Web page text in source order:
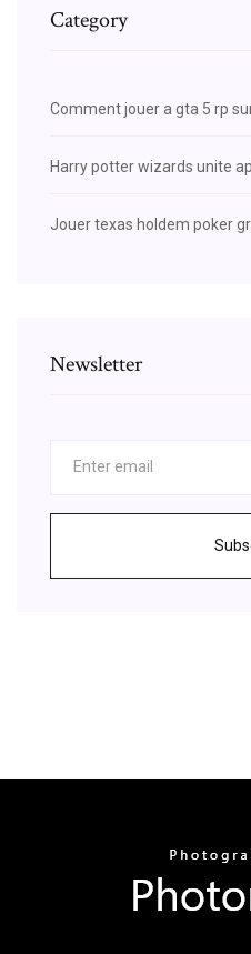
Category
Comment jouer a gta 5 rp
Harry potter wizards unite
Jouer texas holdem poker
Newsletter